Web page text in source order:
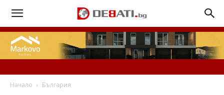
Начало България